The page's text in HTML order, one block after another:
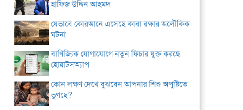
হাফিজ উদ্দিন আহমদ
যেভাবে কোরআনে এসেছে কাবা রক্ষার অলৌকিক
ঘটনা
বাণিজ্যিক যোগাযোগে নতুন ফিচার যুক্ত করছে
হোয়াটসঅ্যাপ
কোন লক্ষণ দেখে বুঝবেন আপনার শিশু অপুষ্টিতে
ভুগছে?